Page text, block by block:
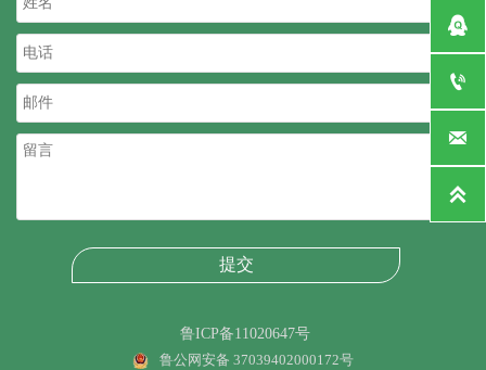
提交
鲁ICP备11020647号
鲁公网安备 37039402000172号



